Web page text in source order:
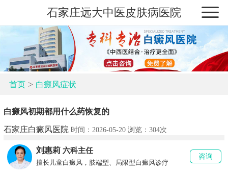
石家庄远大中医皮肤病医院
首页> 白癜风症状
白癜风初期都用什么药恢复的
石家庄白癜风医院 时间：2026-05-20 浏览： 304次
刘惠莉 六科主任
擅长儿童白癜风，肢端型、局限型白癜风诊疗
咨询